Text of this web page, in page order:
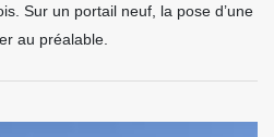
Sur un portail neuf, la pose d’une
au préalable.